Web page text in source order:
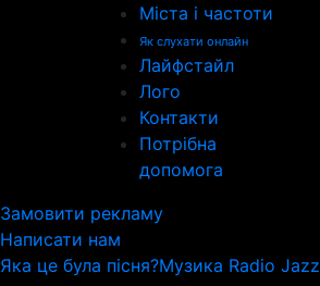
Міста і частоти
Як слухати онлайн
Лайфстайл
Лого
Контакти
Потрібна
допомога
Замовити рекламу
Написати нам
Яка це була пісня?Музика Radio Jazz